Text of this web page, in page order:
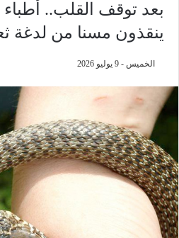
بعد توقف القلب.. أطباء
ينقذون مسنا من لدغة
الخميس - 9 يوليو 2026